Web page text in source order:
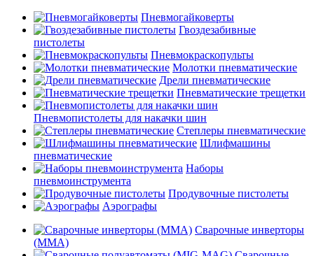
Пневмогайковерты
Гвоздезабивные
пистолеты
Пневмокраскопульты
Молотки пневматические
Дрели пневматические
Пневматические трещетки
Пневмопистолеты для накачки шин
Степлеры пневматические
Шлифмашины
пневматические
Наборы
пневмоинструмента
Продувочные пистолеты
Аэрографы
Сварочные инверторы
(MMA)